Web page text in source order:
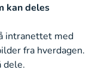
kan deles
intranettet med
fra hverdagen.
dele.